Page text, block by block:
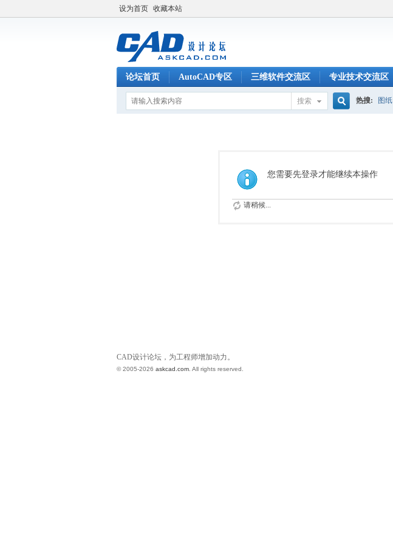
设为首页 收藏本站
论坛首页 AutoCAD专区 三维软件交流区 专业技术交流区
搜索
索
热搜: 图纸
您需要先登录才能继续本操作
请稍候...
CAD设计论坛，为工程师增加动力。
© 2005-2026 askcad.com . All rights reserved.